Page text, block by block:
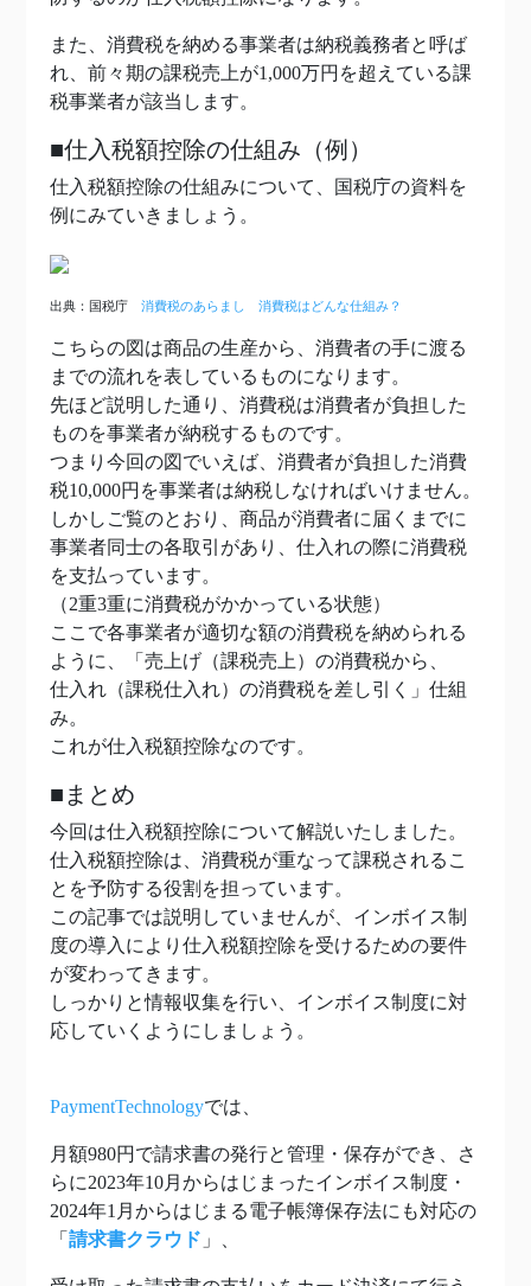
また、消費税を納める事業者は納税義務者と呼ば
れ、前々期の課税売上が1,000万円を超えている課
税事業者が該当します。
■仕入税額控除の仕組み（例）
仕入税額控除の仕組みについて、国税庁の資料を
例にみていきましょう。
出典：国税庁 消費税のあらまし 消費税はどんな仕組み？
こちらの図は商品の生産から、消費者の手に渡る
までの流れを表しているものになります。
先ほど説明した通り、消費税は消費者が負担した
ものを事業者が納税するものです。
つまり今回の図でいえば、消費者が負担した消費
税10,000円を事業者は納税しなければいけません。
しかしご覧のとおり、商品が消費者に届くまでに
事業者同士の各取引があり、仕入れの際に消費税
を支払っています。
（2重3重に消費税がかかっている状態）
ここで各事業者が適切な額の消費税を納められる
ように、「売上げ（課税売上）の消費税から、
仕入れ（課税仕入れ）の消費税を差し引く」仕組
み。
これが仕入税額控除なのです。
■まとめ
今回は仕入税額控除について解説いたしました。
仕入税額控除は、消費税が重なって課税されるこ
とを予防する役割を担っています。
この記事では説明していませんが、インボイス制
度の導入により仕入税額控除を受けるための要件
が変わってきます。
しっかりと情報収集を行い、インボイス制度に対
応していくようにしましょう。
PaymentTechnologyでは、
月額980円で請求書の発行と管理・保存ができ、さ
らに2023年10月からはじまったインボイス制度・
2024年1月からはじまる電子帳簿保存法にも対応の
「 請求書クラウド 」、